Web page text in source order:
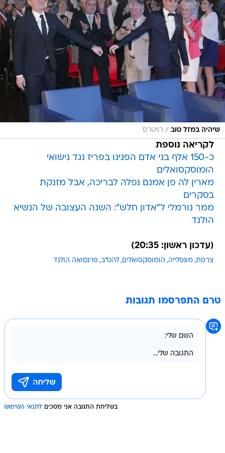
שיהיה במזל טוב / רויטרס
לקריאה נוספת
כ-150 אלף בני אדם הפגינו בפריז נגד נישואי
הומוסקסואלים
מארין לה פן אמנם נפלה לבריכה, אבל מזנקת
בסקרים
ממר נורמלי ל"אדון חלש": השנה העצובה של הנשיא
הולנד
(עדכון ראשון: 20:35)
צרפת מונפלייה הומוסקסואלים להט"ב פרנסואה הולנד
טרם התפרסמו תגובות
בשליחת התגובה אני מסכים לתנאי השימוש